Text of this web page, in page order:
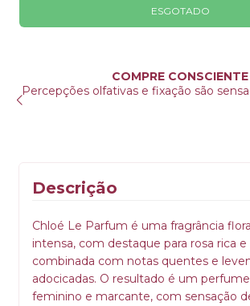
COMPRE CONSCIENTE
Percepções olfativas e fixação são
Descrição
Chloé Le Parfum é uma fragrância
intensa, com destaque para rosa rica e
combinada com notas quentes e
adocicadas. O resultado é um
feminino e marcante, com sensação